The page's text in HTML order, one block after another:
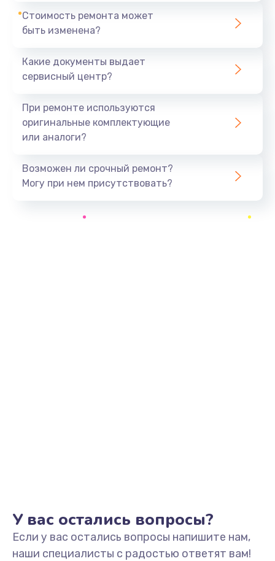
1440 руб.
Ремонт южного моста
Замена батарейки BIOS
Заказать
Замена/Pемонт карбюратора
1300 руб.
Стоимость ремонта может
быть изменена?
Какие документы выдает
сервисный центр?
При ремонте используются
оригинальные комплектующие
или аналоги?
Возможен ли срочный ремонт?
Могу при нем присутствовать?
У вас остались вопросы?
Если у вас остались вопросы напишите нам,
наши специалисты с радостью ответят вам!